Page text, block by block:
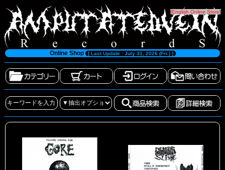
[English Online Store]
Online Shop [ Last Update : July 31, 2026 (Fri.) ]